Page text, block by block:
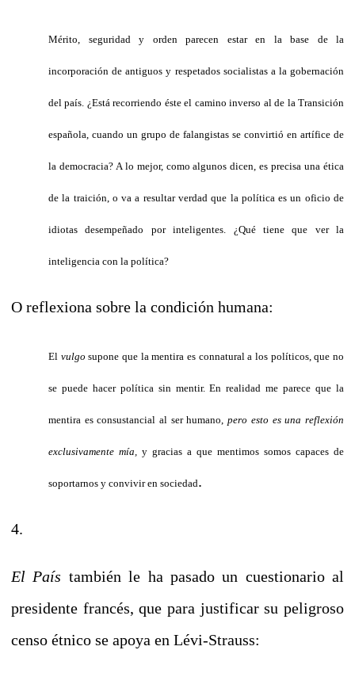
Mérito, seguridad y orden parecen estar en la base de la
incorporación de antiguos y respetados socialistas a la gobernación
del país. ¿Está recorriendo éste el camino inverso al de la Transición
española, cuando un grupo de falangistas se convirtió en artífice de
la democracia? A lo mejor, como algunos dicen, es precisa una ética
de la traición, o va a resultar verdad que la política es un oficio de
idiotas desempeñado por inteligentes. ¿Qué tiene que ver la
inteligencia con la política?
O reflexiona sobre la condición humana:
El vulgo supone que la mentira es connatural a los políticos, que no
se puede hacer política sin mentir. En realidad me parece que la
mentira es consustancial al ser humano,pero esto es una reflexión
exclusivamente mía, y gracias a que mentimos somos capaces de
soportarnos y convivir en sociedad.
4.
El País también le ha pasado un cuestionario al
presidente francés, que para justificar su peligroso
censo étnico se apoya en Lévi-Strauss: